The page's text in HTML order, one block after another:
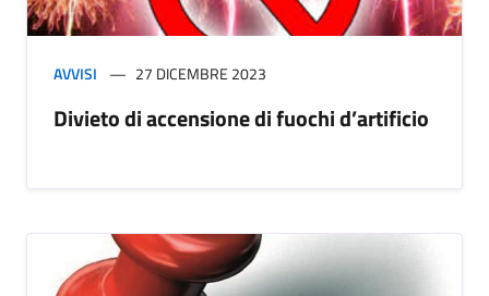
AVVISI 27 DICEMBRE 2023
Divieto di accensione di fuochi d’artificio